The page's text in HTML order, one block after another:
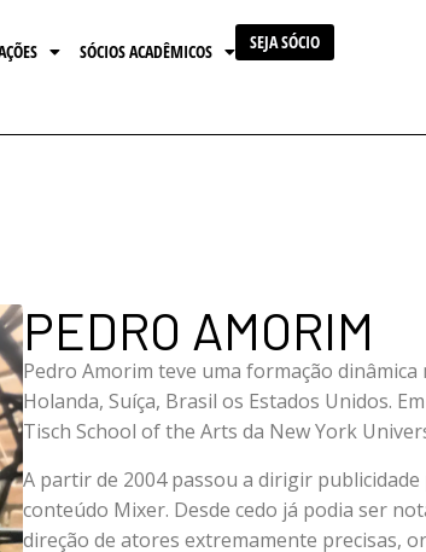
SÓCIOS ACADÊMICOS SEJA SÓCIO
PEDRO AMORIM
Pedro Amorim teve uma formação
Holanda, Suíça, Brasil os Estados Unidos.
Tisch School of the Arts da New York
A partir de 2004 passou a dirigir
conteúdo Mixer. Desde cedo já podia ser
direção de atores extremamente precisas,